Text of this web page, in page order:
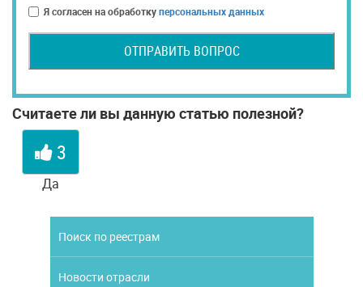
Я согласен на обработкуперсональных данных
ОТПРАВИТЬ ВОПРОС
Считаете ли вы данную статью полезной?
3
Да
Поиск по реестрам
Новости отрасли